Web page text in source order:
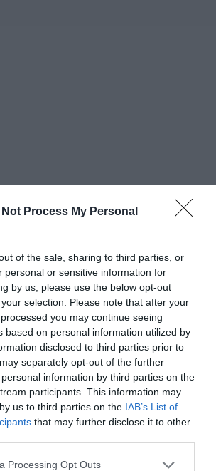
Not Process My Personal
of the sale, sharing to third parties, or
personal or sensitive information for
by us, please use the below opt-out
selection. Please note that after your
you may continue seeing
based on personal information utilized by
disclosed to third parties prior to
separately opt-out of the further
information by third parties on the
participants. This information may
us to third parties on the IAB’s List of
that may further disclose it to other
website/app uses one or more Google
Processing Opt Outs